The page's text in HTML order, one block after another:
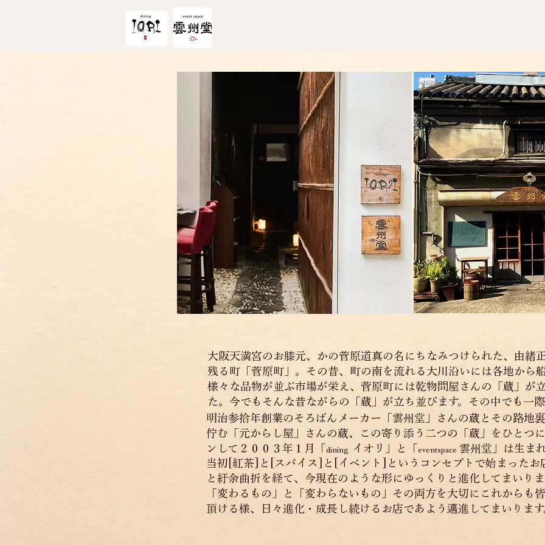
大阪天満宮のお膝元、かの菅原道真の名にちなみつけられた、由緒
残る町「菅原町」。その昔、町の南を流れる大川沿いには各地から
様々な品物が並ぶ市場が栄え、菅原町には乾物問屋さんの「蔵」が
た。今でもそんな昔ながらの「蔵」が立ち並びます。
その中でも一
明治参拾年創業のそろばんメーカー「雲州堂」さんの蔵とその路地
佇む「元からし屋」さんの蔵、この寄り添う二つの「蔵」をひとつ
ンして２００３年１月「
dining イオリ」と「 eventspace 雲州堂」は生ま
当初[紅茶]と[スパイス]と[イベント]というコンセプトで始まったお
と紆余曲折を経て、今現在のような形にゆっくりと進化してまいり
「変わるもの」と「変わらないもの」その両方を大切にこれからも
頂ける様、日々進化・成長し続けるお店であよう邁進してまいりま